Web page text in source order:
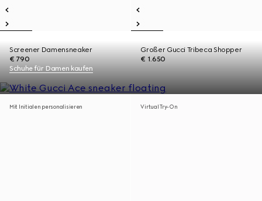
Screener Damensneaker
€ 790
Großer Gucci Tribeca Shopper
€ 1.650
Schuhe für Damen kaufen
Mit Initialen personalisieren Virtual Try-On